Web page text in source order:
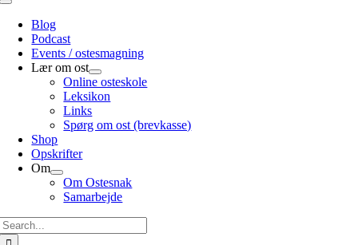
Toggle
Navigation
Blog
Podcast
Events / ostesmagning
Lær om ost
Online osteskole
Leksikon
Links
Spørg om ost (brevkasse)
Shop
Opskrifter
Om
Om Ostesnak
Samarbejde